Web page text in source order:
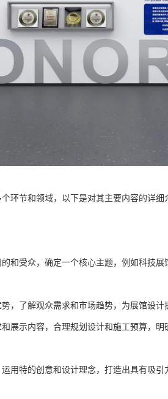
环节和领域，以下是对其主要内容的详细
和受众，确定一个核心主题，例如科技
，了解观众需求和市场趋势，为展馆设计
展示内容，合理规划设计和施工预算，
用特的创意和设计理念，打造出具有吸